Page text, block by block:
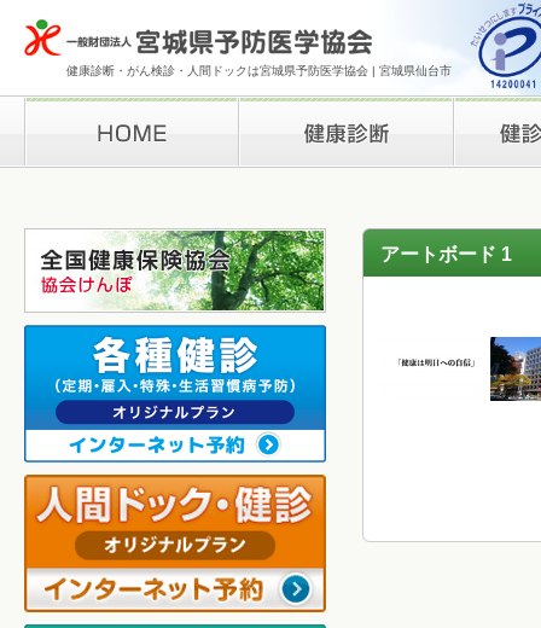
健康診断・がん検診・人間ドックは宮城県予防医学協会 | 宮城県仙台市
アートボード 1